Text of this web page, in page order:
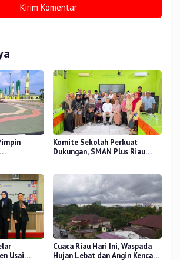
Komite Sekolah Perkuat
Dukungan, SMAN Plus Riau
Usai
Cuaca Riau Hari Ini, Waspada
Hujan Lebat dan Angin Kencang